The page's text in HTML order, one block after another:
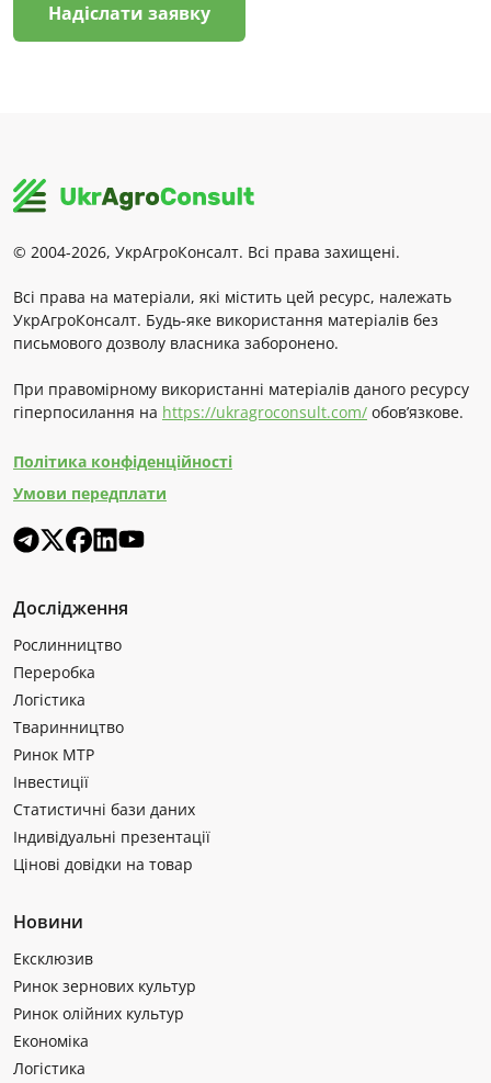
Надіслати заявку
© 2004-2026, УкрАгроКонсалт. Всі права захищені.
Всі права на матеріали, які містить цей ресурс, належать
УкрАгроКонсалт. Будь-яке використання матеріалів без
письмового дозволу власника заборонено.
При правомірному використанні матеріалів даного ресурсу
гіперпосилання на https://ukragroconsult.com/ обов’язкове.
Політика конфіденційності
Умови передплати
Дослідження
Рослинництво
Переробка
Логістика
Тваринництво
Ринок МТР
Інвестиції
Статистичні бази даних
Індивідуальні презентації
Цінові довідки на товар
Новини
Ексклюзив
Ринок зернових культур
Ринок олійних культур
Економіка
Логістика